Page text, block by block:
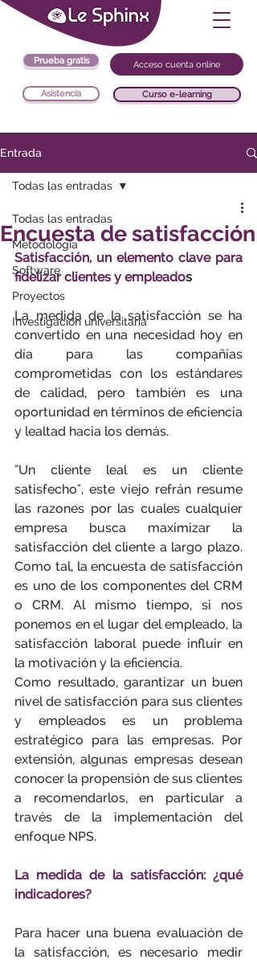
Prueba gratis
Asistencia
Acceso cuenta online
Curso e-learning
Entrada
Todas las entradas
Metodología
Software
Proyectos
Investigación universitaria
Todas las entradas
Encuesta de satisfacción
Satisfacción, un elemento clave para
fidelizar clientes y empleados
La medida de la satisfacción se ha
convertido en una necesidad hoy en
día para las compañías
comprometidas con los estándares
de calidad, pero también es una
oportunidad en términos de eficiencia
y lealtad hacia los demás.
"Un cliente leal es un cliente
satisfecho", este viejo refrán resume
las razones por las cuales cualquier
empresa busca maximizar la
satisfacción del cliente a largo plazo.
Como tal, la encuesta de satisfacción
es uno de los componentes del CRM
o CRM. Al mismo tiempo, si nos
ponemos en el lugar del empleado, la
satisfacción laboral puede influir en
la motivación y la eficiencia.
Como resultado, garantizar un buen
nivel de satisfacción para sus clientes
y empleados es un problema
estratégico para las empresas. Por
extensión, algunas empresas desean
conocer la propensión de sus clientes
a recomendarlos, en particular a
través de la implementación del
enfoque NPS.
La medida de la satisfacción: ¿qué
indicadores?
Para hacer una buena evaluación de
la satisfacción, es necesario medir